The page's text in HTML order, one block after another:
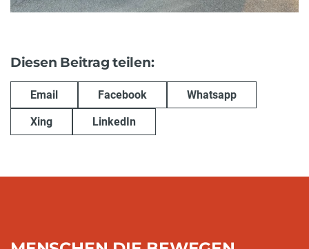
Diesen Beitrag teilen:
Email Facebook Whatsapp
Xing LinkedIn